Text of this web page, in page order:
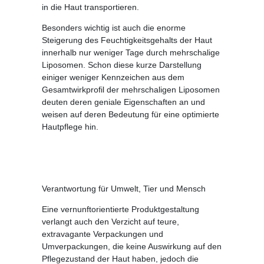
in die Haut transportieren.
Besonders wichtig ist auch die enorme
Steigerung des Feuchtigkeitsgehalts der Haut
innerhalb nur weniger Tage durch mehrschalige
Liposomen. Schon diese kurze Darstellung
einiger weniger Kennzeichen aus dem
Gesamtwirkprofil der mehrschaligen Liposomen
deuten deren geniale Eigenschaften an und
weisen auf deren Bedeutung für eine optimierte
Hautpflege hin.
Verantwortung für Umwelt, Tier und Mensch
Eine vernunftorientierte Produktgestaltung
verlangt auch den Verzicht auf teure,
extravagante Verpackungen und
Umverpackungen, die keine Auswirkung auf den
Pflegezustand der Haut haben, jedoch die